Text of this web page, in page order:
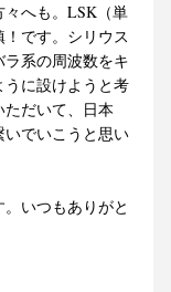
々へも。LSK（単
です。シリウス
系の周波数をキ
に設けようと考
だいて、日本
でいこうと思い
いつもありがと